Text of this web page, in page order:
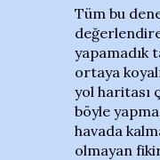
Tüm bu
yapamadık
ortaya
yol haritası
böyle
havada
olmayan